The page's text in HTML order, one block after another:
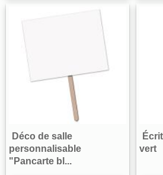
Déco de salle
personnalisable
"Pancarte bl...
vert